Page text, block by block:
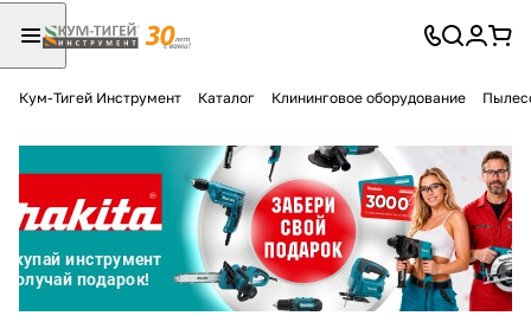
Кум-Тигей Инструмент Каталог Клининговое оборудование
Разбейте
оплатуна части
без переплат